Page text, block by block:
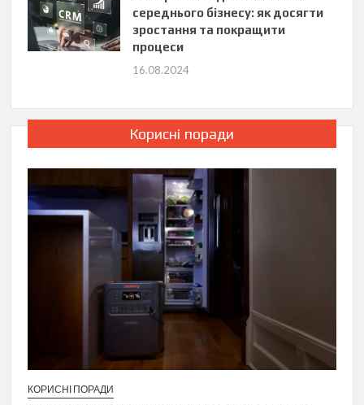
середнього бізнесу: як досягти
зростання та покращити
процеси
16.08.2024
Корисні поради
КОРИСНІ ПОРАДИ